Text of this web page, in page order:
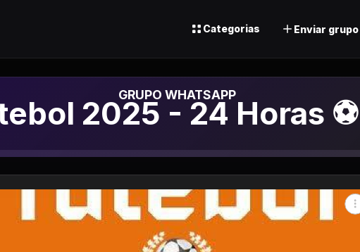
Categorias Enviar grupo
de Whatsapp
2025 - 24 Horas